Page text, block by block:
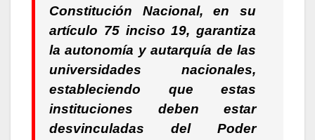
Constitución Nacional, en su
artículo 75 inciso 19, garantiza
la autonomía y autarquía de las
universidades nacionales,
estableciendo que estas
instituciones deben estar
desvinculadas del Poder